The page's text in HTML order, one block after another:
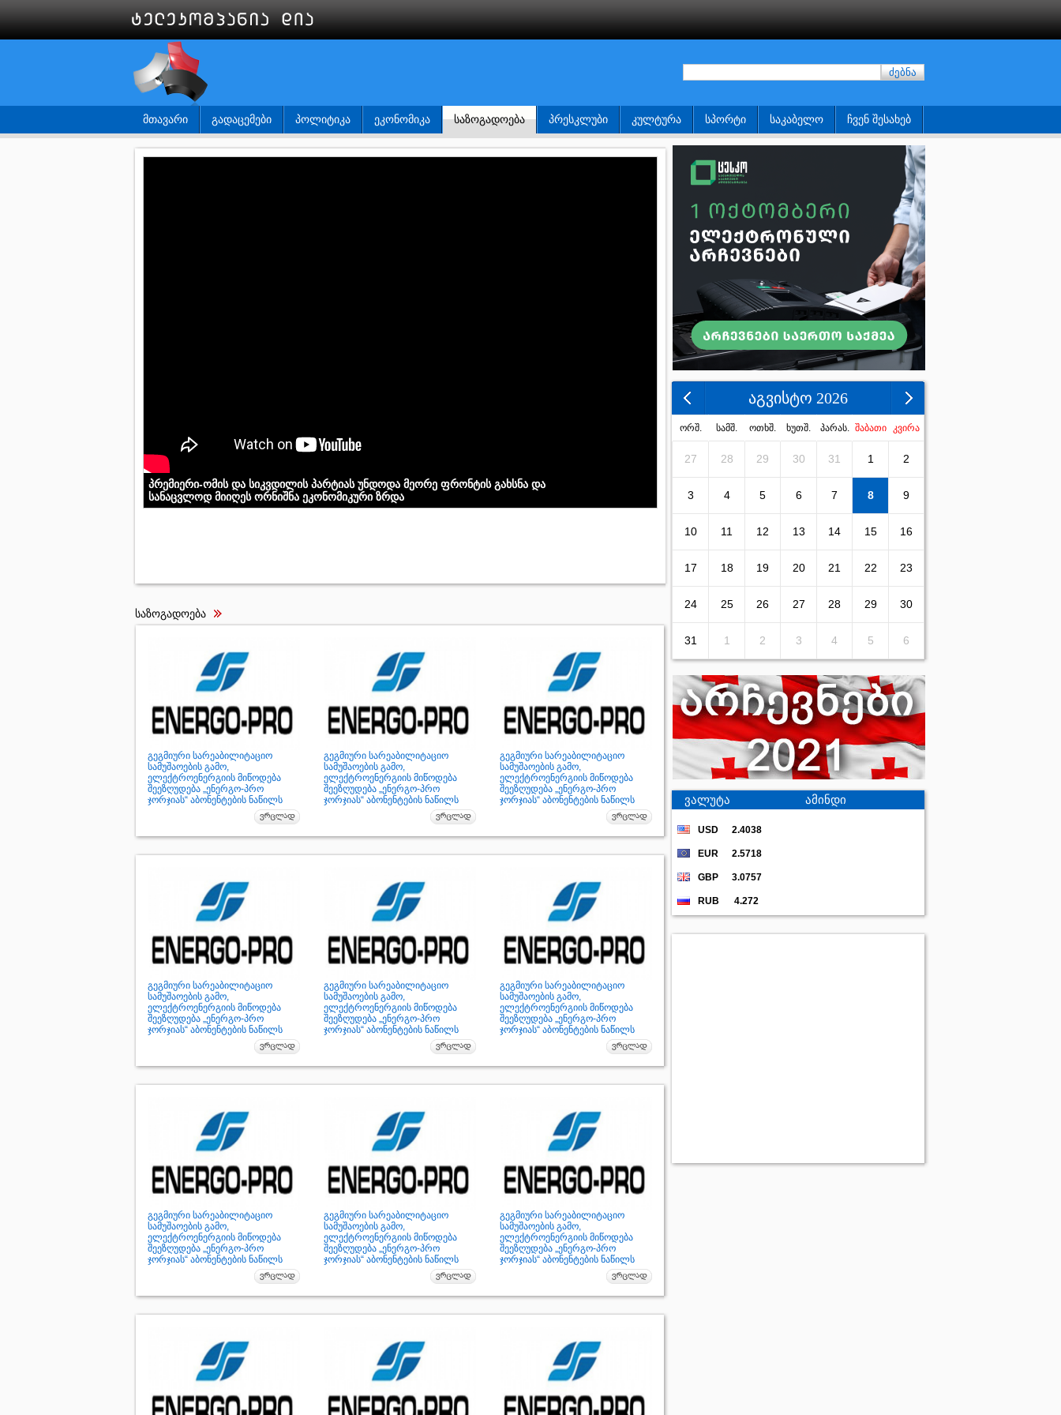
ძებნა
ᲛᲗᲐᲕᲐᲠᲘ ᲒᲐᲓᲐᲪᲔᲛᲔᲑᲘ ᲞᲝᲚᲘᲢᲘᲙᲐ ᲔᲙᲝᲜᲝᲛᲘᲙᲐ ᲡᲐᲖᲝᲒᲐᲓᲝᲔᲑᲐ ᲞᲠᲔᲡᲙᲚᲣᲑᲘ ᲙᲣᲚᲢᲣᲠᲐ ᲡᲞᲝᲠᲢᲘ ᲡᲐᲙᲐᲑᲔᲚᲝ ᲩᲕᲔᲜ ᲨᲔᲡᲐᲮᲔᲑ
პრემიერი-ომის და სიკვდილის პარტიას უნდოდა მეორე ფრონტის გახსნა და
სანაცვლოდ მიიღეს ორნიშნა ეკონომიკური ზრდა
საზოგადოება
გეგმიური სარეაბილიტაციო
სამუშაოების გამო,
ელექტროენერგიის მიწოდება
შეეზღუდება „ენერგო-პრო
ჯორჯიას“ აბონენტების ნაწილს
გეგმიური სარეაბილიტაციო
სამუშაოების გამო,
ელექტროენერგიის მიწოდება
შეეზღუდება „ენერგო-პრო
ჯორჯიას“ აბონენტების ნაწილს
გეგმიური სარეაბილიტაციო
სამუშაოების გამო,
ელექტროენერგიის მიწოდება
შეეზღუდება „ენერგო-პრო
ჯორჯიას“ აბონენტების ნაწილს
გეგმიური სარეაბილიტაციო
სამუშაოების გამო,
ელექტროენერგიის მიწოდება
შეეზღუდება „ენერგო-პრო
ჯორჯიას“ აბონენტების ნაწილს
გეგმიური სარეაბილიტაციო
სამუშაოების გამო,
ელექტროენერგიის მიწოდება
შეეზღუდება „ენერგო-პრო
ჯორჯიას“ აბონენტების ნაწილს
გეგმიური სარეაბილიტაციო
სამუშაოების გამო,
ელექტროენერგიის მიწოდება
შეეზღუდება „ენერგო-პრო
ჯორჯიას“ აბონენტების ნაწილს
გეგმიური სარეაბილიტაციო
სამუშაოების გამო,
ელექტროენერგიის მიწოდება
შეეზღუდება „ენერგო-პრო
ჯორჯიას“ აბონენტების ნაწილს
გეგმიური სარეაბილიტაციო
სამუშაოების გამო,
ელექტროენერგიის მიწოდება
შეეზღუდება „ენერგო-პრო
ჯორჯიას“ აბონენტების ნაწილს
გეგმიური სარეაბილიტაციო
სამუშაოების გამო,
ელექტროენერგიის მიწოდება
შეეზღუდება „ენერგო-პრო
ჯორჯიას“ აბონენტების ნაწილს
აგვისტო 2026
ორშ. სამშ. ოთხშ. ხუთშ. პარას. შაბათი კვირა
27 28 29 30 31 1 2
3 4 5 6 7 8 9
10 11 12 13 14 15 16
17 18 19 20 21 22 23
24 25 26 27 28 29 30
31 1 2 3 4 5 6
ვალუტა ამინდი
USD 2.4038
EUR 2.5718
GBP 3.0757
RUB 4.272